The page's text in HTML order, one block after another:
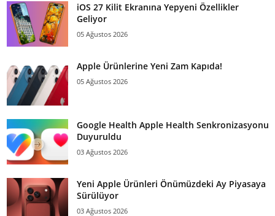
iOS 27 Kilit Ekranına Yepyeni Özellikler
Geliyor
05 Ağustos 2026
Apple Ürünlerine Yeni Zam Kapıda!
05 Ağustos 2026
Google Health Apple Health Senkronizasyonu
Duyuruldu
03 Ağustos 2026
Yeni Apple Ürünleri Önümüzdeki Ay Piyasaya
Sürülüyor
03 Ağustos 2026